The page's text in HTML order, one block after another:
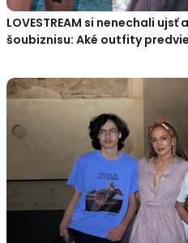
LOVESTREAM si nenechali
šoubiznisu: Aké outfity